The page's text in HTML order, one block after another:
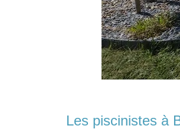
Les piscinistes à